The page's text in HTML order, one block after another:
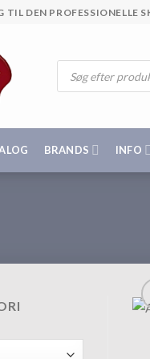
TIL DEN PROFESSIONELLE
Products
search
BRANDS INFO